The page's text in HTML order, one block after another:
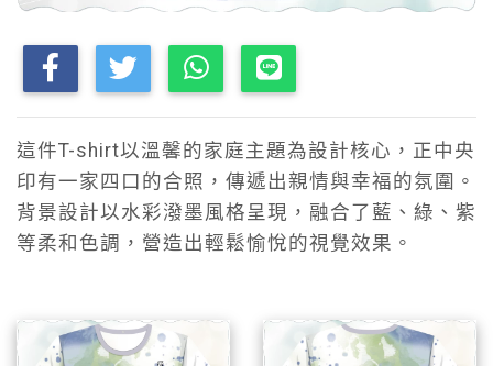
這件T-shirt以溫馨的家庭主題為設計核心，正中央
印有一家四口的合照，傳遞出親情與幸福的氛圍。
背景設計以水彩潑墨風格呈現，融合了藍、綠、紫
等柔和色調，營造出輕鬆愉悅的視覺效果。